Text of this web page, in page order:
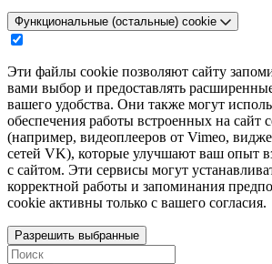
Функциональные (остальные) cookie
Эти файлы cookie позволяют сайту
вами выбор и предоставлять
вашего удобства. Они также могут
обеспечения работы встроенных на сайт
(например, видеоплееров от Vimeo,
сетей VK), которые улучшают ваш опыт
с сайтом. Эти сервисы могут
корректной работы и запоминания
cookie активны только с вашего согласия.
Разрешить выбранные